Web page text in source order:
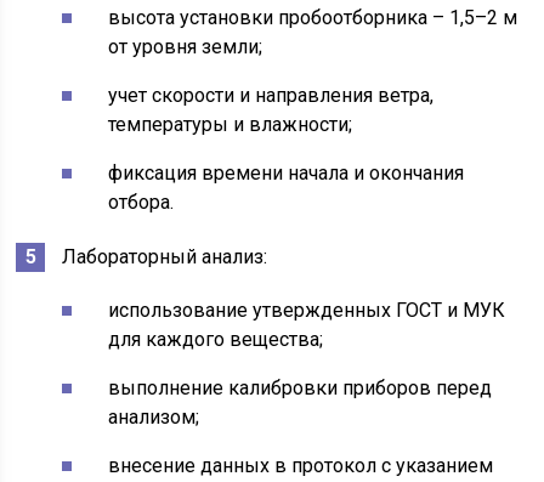
высота установки пробоотборника – 1,5–2 м
от уровня земли;
учет скорости и направления ветра,
температуры и влажности;
фиксация времени начала и окончания
отбора.
Лабораторный анализ:
использование утвержденных ГОСТ и МУК
для каждого вещества;
выполнение калибровки приборов перед
анализом;
внесение данных в протокол с указанием